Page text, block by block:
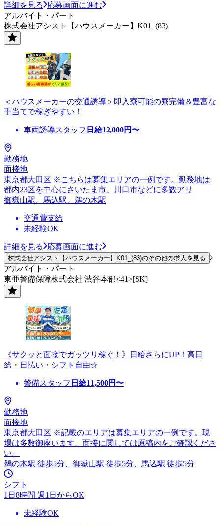
詳細を見る
応募画面に進む
アルバイト・パート
株式会社アシスト【ハウスメーカー】K01_(83)
＜ハウスメーカーの交通誘導＞即入寮可能の寮完備＆豊富な
手当てで稼ぎやすい！
車両誘導スタッフ 日給12,000円〜
勤務地
面接地
東京都大田区 ※こちらは募集エリアの一例です。勤務地は
都内23区を中心にさいたま市、川口市などに多数アリ
御嶽山駅、馬込駅、鵜の木駅
交通費支給
未経験OK
詳細を見る 応募画面に進む
株式会社アシスト【ハウスメーカー】K01_(83)のその他の求人を見る
アルバイト・パート
東亜警備保障株式会社 渋谷本部<41>[SK]
《サクッと面接でガッツリ稼ぐ！》日給さらにUP！高日
給・日払い・シフト自由☆
警備スタッフ 日給11,500円〜
勤務地
面接地
東京都大田区 ※記載のエリアは募集エリアの一例です。現
場は多数御座います。面接に関しては原稿内をご確認くださ
い。
鵜の木駅 徒歩5分、御嶽山駅 徒歩5分、馬込駅 徒歩5分
シフト
1日8時間 週1日からOK
未経験OK